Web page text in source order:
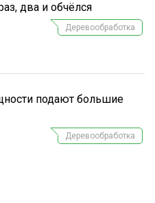
два и обчёлся
Деревообработка
подают большие
Деревообработка